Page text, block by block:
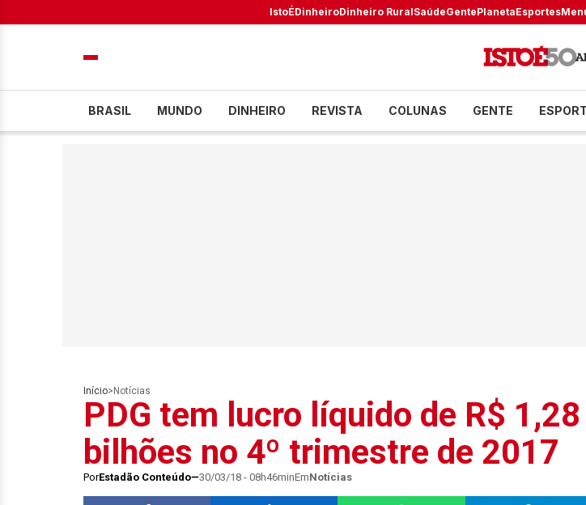
IstoÉDinheiroDinheiro RuralSaúdeGentePlanetaEsportes
BRASIL MUNDO DINHEIRO REVISTA COLUNAS GENTE
Início> Notícias
PDG tem lucro líquido de R$ 1,28
bilhões no 4º trimestre de 2017
PorEstadão Conteúdo 30/03/18 - 08h46minEmNotícias